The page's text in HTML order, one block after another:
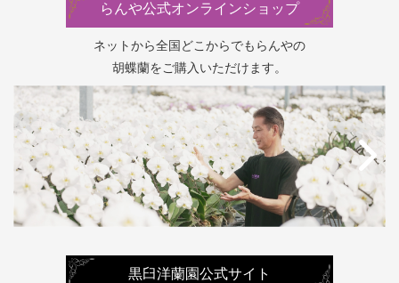
らんや公式オンラインショップ
ネットから全国どこからでもらんやの
胡蝶蘭をご購入いただけます。
黒臼洋蘭園公式サイト